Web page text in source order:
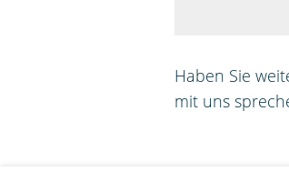
Haben Sie
mit uns